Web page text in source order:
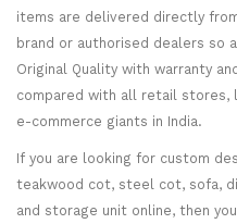
items are delivered directly
brand or authorised dealers so
Original Quality with warranty
compared with all retail stores,
e-commerce giants in India.
If you are looking for custom
teakwood cot, steel cot, sofa,
and storage unit online, then